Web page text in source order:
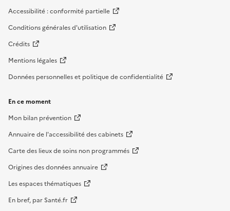
Accessibilité : conformité partielle
Conditions générales d'utilisation
Crédits
Mentions légales
Données personnelles et politique de confidentialité
En ce moment
Mon bilan prévention
Annuaire de l'accessibilité des cabinets
Carte des lieux de soins non programmés
Origines des données annuaire
Les espaces thématiques
En bref, par Santé.fr